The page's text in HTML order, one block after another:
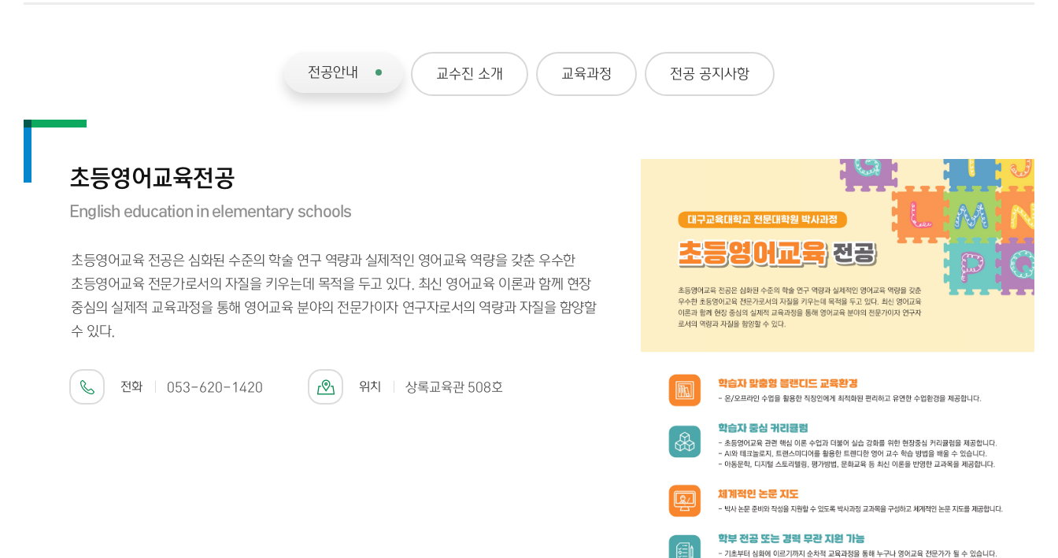
전공안내 교수진 소개 교육과정 전공 공지사항
초등영어교육전공
English education in elementary schools
초등영어교육 전공은 심화된 수준의 학술 연구 역량과 실제적인 영어교육 역량을 갖춘 우수한
초등영어교육 전문가로서의 자질을 키우는데 목적을 두고 있다. 최신 영어교육 이론과 함께 현장
중심의 실제적 교육과정을 통해 영어교육 분야의 전문가이자 연구자로서의 역량과 자질을 함양할
수 있다.
전화 053-620-1420 위치 상록교육관 508호